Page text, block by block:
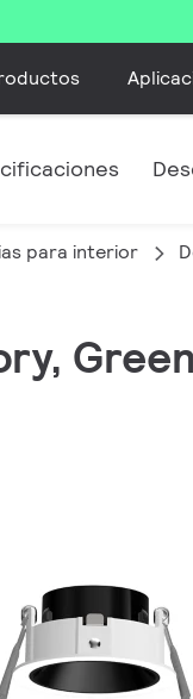
para interior